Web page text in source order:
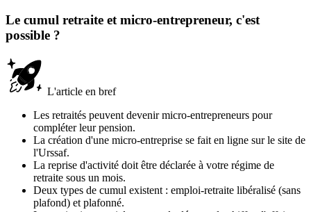
Le cumul retraite et micro-entrepreneur, c'est
possible ?
L'article en bref
Les retraités peuvent devenir micro-entrepreneurs pour
compléter leur pension.
La création d'une micro-entreprise se fait en ligne sur le site de
l'Urssaf.
La reprise d'activité doit être déclarée à votre régime de
retraite sous un mois.
Deux types de cumul existent : emploi-retraite libéralisé (sans
plafond) et plafonné.